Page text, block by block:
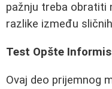
pažnju treba obratiti
razlike između
Test Opšte
Ovaj deo prijemnog